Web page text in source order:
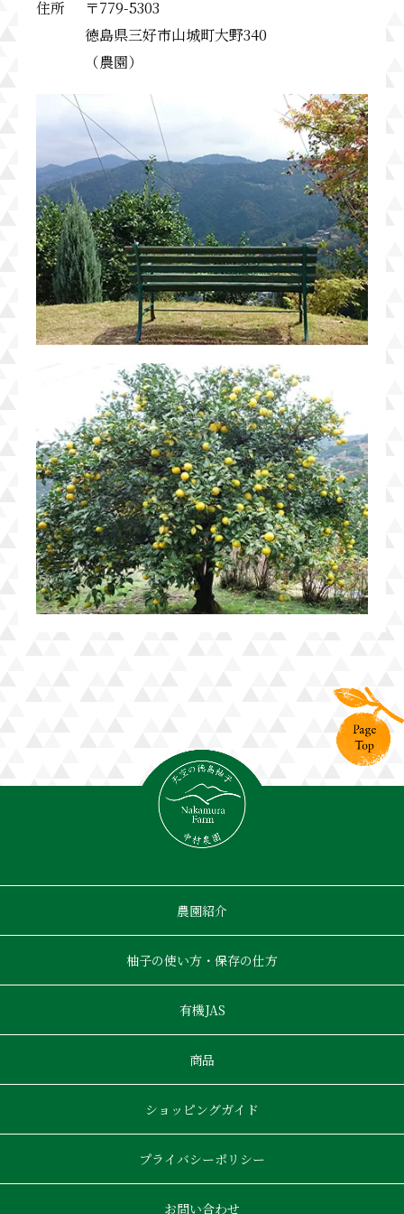
住所
〒779-5303
徳島県三好市山城町大野340
（農園）
農園紹介
柚子の使い方・保存の仕方
有機JAS
商品
ショッピングガイド
プライバシーポリシー
お問い合わせ